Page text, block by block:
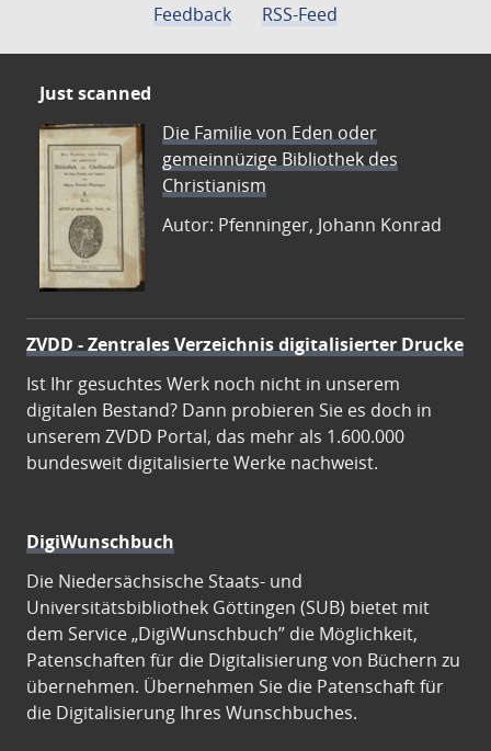
Feedback
RSS-Feed
Just scanned
Die Familie von Eden oder
gemeinnüzige Bibliothek des
Christianism
Autor: Pfenninger, Johann Konrad
ZVDD - Zentrales Verzeichnis digitalisierter Drucke
Ist Ihr gesuchtes Werk noch nicht in unserem
digitalen Bestand? Dann probieren Sie es doch in
unserem ZVDD Portal, das mehr als 1.600.000
bundesweit digitalisierte Werke nachweist.
DigiWunschbuch
Die Niedersächsische Staats- und
Universitätsbibliothek Göttingen (SUB) bietet mit
dem Service „DigiWunschbuch” die Möglichkeit,
Patenschaften für die Digitalisierung von Büchern zu
übernehmen. Übernehmen Sie die Patenschaft für
die Digitalisierung Ihres Wunschbuches.